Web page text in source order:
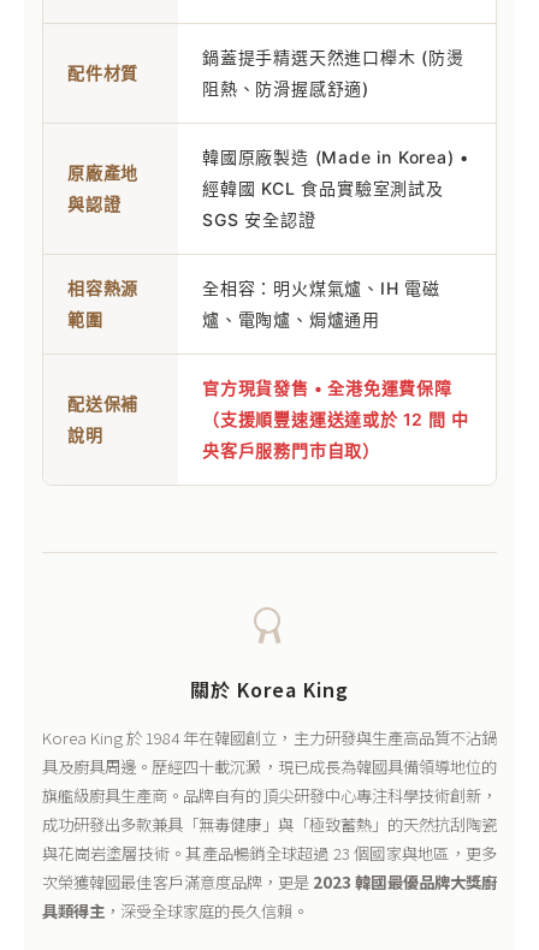
配件材質
鍋蓋提手精選天然進口櫸木 (防燙
阻熱、防滑握感舒適)
原廠產地
與認證
韓國原廠製造 (Made in Korea) •
經韓國 KCL 食品實驗室測試及
SGS 安全認證
相容熱源
範圍
全相容：明火煤氣爐、IH 電磁
爐、電陶爐、焗爐通用
配送保補
說明
官方現貨發售 • 全港免運費保障
（支援順豐速運送達或於 12 間 中
央客戶服務門市自取）
關於 Korea King
Korea King 於 1984 年在韓國創立，主力研發與生產高品質不沾鍋
具及廚具周邊。歷經四十載沉澱，現已成長為韓國具備領導地位的
旗艦級廚具生產商。品牌自有的頂尖研發中心專注科學技術創新，
成功研發出多款兼具「無毒健康」與「極致蓄熱」的天然抗刮陶瓷
與花崗岩塗層技術。其產品暢銷全球超過 23 個國家與地區，更多
次榮獲韓國最佳客戶滿意度品牌，更是 2023 韓國最優品牌大獎廚
具類得主 ，深受全球家庭的長久信賴。